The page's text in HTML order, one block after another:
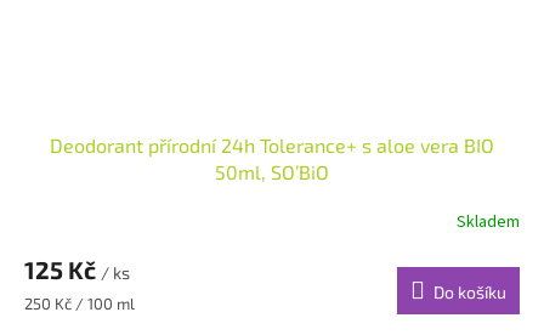
Deodorant přírodní 24h Tolerance+ s aloe vera BIO
50ml, SO’BiO
Skladem
125 Kč / ks
Měrná
250 Kč / 100 ml
Do košíku